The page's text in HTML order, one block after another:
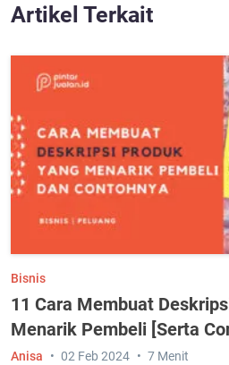
Artikel Terkait
Bisnis
11 Cara Membuat
Menarik Pembeli [Serta
Anisa 02 Feb 2024 7 Menit